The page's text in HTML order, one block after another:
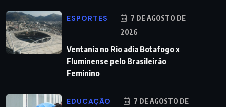
ESPORTES
7 DE AGOSTO DE
2026
Ventania no Rio adia Botafogo x
Fluminense pelo Brasileirão
Feminino
EDUCAÇÃO
7 DE AGOSTO DE